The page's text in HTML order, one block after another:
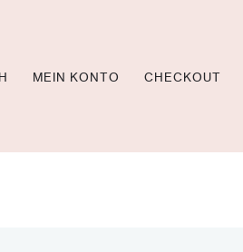
MEIN KONTO CHECKOUT